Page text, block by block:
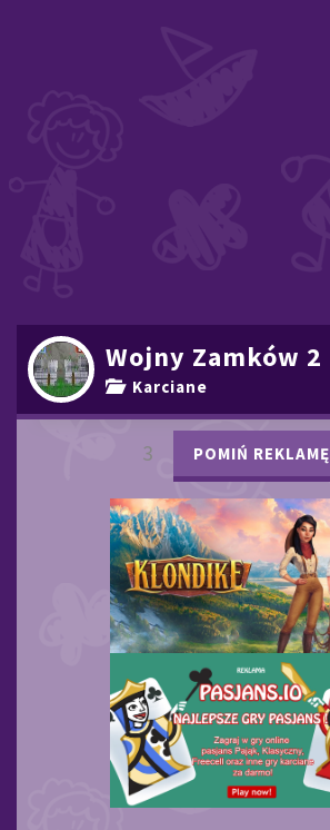
Wojny Zamków 2
Karciane
2 POMIŃ REKLAMĘ